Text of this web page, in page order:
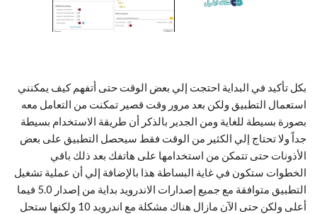
بكل تأكيد في البداية احتجت إلي بعض الوقت حتى أتفهم كيف يمكنني
استعمال التطبيق ولكن بعد مرور وقت قصير تمكنت من التعامل معه
بصورة بسيطة للغاية ومن الجدير بالذكر أن طريقة الاستخدام بسيطة
جداً ولا تحتاج إلي الكثير من الوقت فقط سيحصل التطبيق على بعض
الأذونات حتى تتمكن من استخدامها على هاتفك بعد ذلك باقي
الخطوات ستكون في غاية البساطة هذا بالإضافة إلي أن عملية تشغيل
التطبيق متوافقة مع جميع إصدارات الاندرويد بداية من إصدار 5.0 فيما
أعلى ولكن حتى الآن مازال هناك مشكلة مع اندرويد 10 ولكنها ستحل